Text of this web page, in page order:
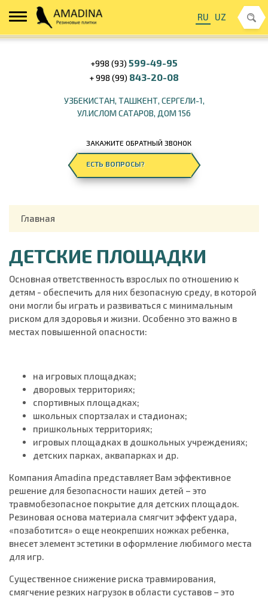
RU UZ
+998 (93)599-49-95
+ 998 (99) 843-20-08
УЗБЕКИСТАН, ТАШКЕНТ, СЕРГЕЛИ-1,
УЛ.ИСЛОМ САТАРОВ, ДОМ 156
ЗАКАЖИТЕ ОБРАТНЫЙ ЗВОНОК
ЕСТЬ ВОПРОСЫ?
Главная
ДЕТСКИЕ ПЛОЩАДКИ
Основная ответственность взрослых по отношению к
детям - обеспечить для них безопасную среду, в которой
они могли бы играть и развиваться с минимальным
риском для здоровья и жизни. Особенно это важно в
местах повышенной опасности:
на игровых площадках;
дворовых территориях;
спортивных площадках;
школьных спортзалах и стадионах;
пришкольных территориях;
игровых площадках в дошкольных учреждениях;
детских парках, аквапарках и др.
Компания Amadina представляет Вам эффективное
решение для безопасности наших детей – это
травмобезопасное покрытие для детских площадок.
Резиновая основа материала смягчит эффект удара,
«позаботится» о еще неокрепших ножках ребенка,
внесет элемент эстетики в оформление любимого места
для игр.
Существенное снижение риска травмирования,
смягчение резких нагрузок в области суставов – это